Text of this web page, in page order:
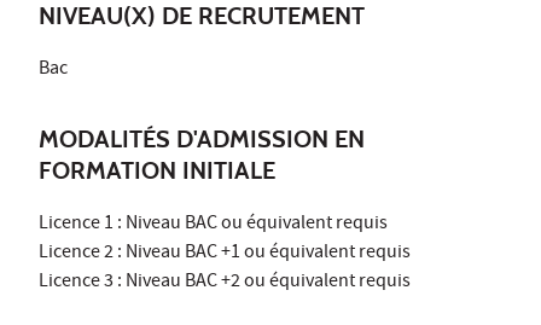
NIVEAU(X) DE RECRUTEMENT
Bac
MODALITÉS D'ADMISSION EN
FORMATION INITIALE
Licence 1 : Niveau BAC ou équivalent requis
Licence 2 : Niveau BAC +1 ou équivalent requis
Licence 3 : Niveau BAC +2 ou équivalent requis